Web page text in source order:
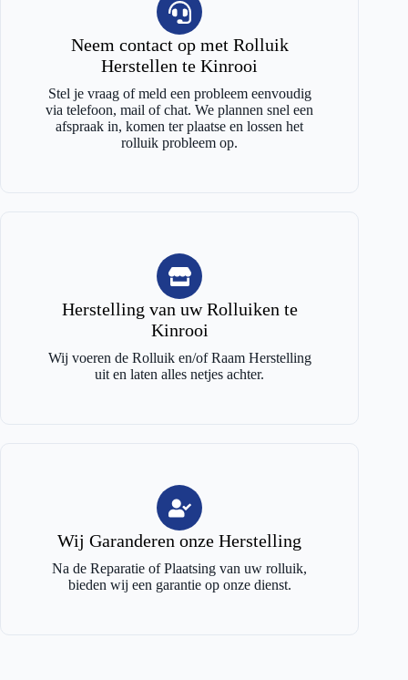
Neem contact op met Rolluik
Herstellen te Kinrooi
Stel je vraag of meld een probleem eenvoudig
via telefoon, mail of chat. We plannen snel een
afspraak in, komen ter plaatse en lossen het
rolluik probleem op.
Herstelling van uw Rolluiken te
Kinrooi
Wij voeren de Rolluik en/of Raam Herstelling
uit en laten alles netjes achter.
Wij Garanderen onze Herstelling
Na de Reparatie of Plaatsing van uw rolluik,
bieden wij een garantie op onze dienst.